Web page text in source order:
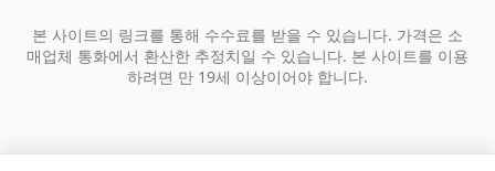
본 사이트의 링크를 통해 수수료를 받을 수 있습니다. 가격은 소
매업체 통화에서 환산한 추정치일 수 있습니다. 본 사이트를 이용
하려면 만 19세 이상이어야 합니다.